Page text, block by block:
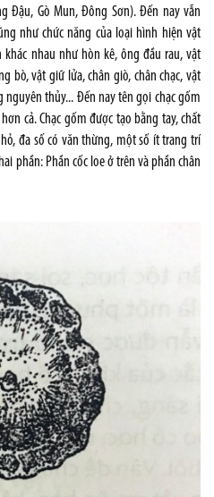
Đậu, Gò Mun, Đông Sơn). Đến nay vẫn
như chức năng của loại hình hiện vật
nhau như hòn kê, ông đầu rau, vật
bò, vật giữ lửa, chân giò, chân chạc, vật
thủy... Đến nay tên gọi chạc gốm
cả. Chạc gốm được tạo bằng tay, chất
đa số có văn thừng, một số ít trang trí
phần: Phần cốc loe ở trên và phần chân